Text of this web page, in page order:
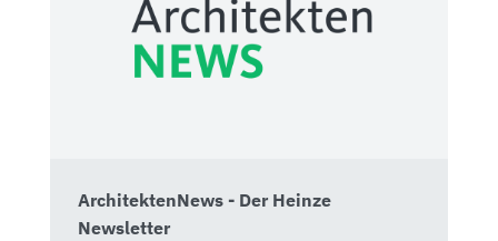
ArchitektenNews - Der Heinze
Newsletter